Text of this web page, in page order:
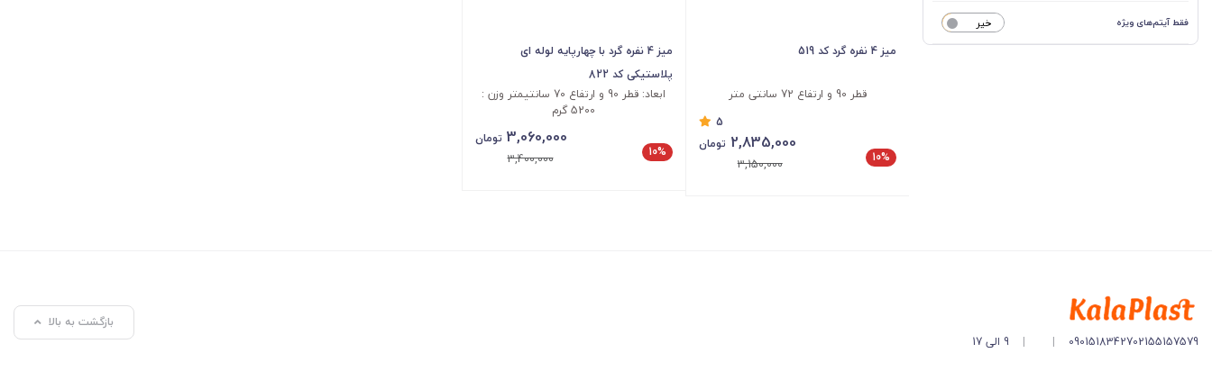
خیر فقط آیتم‌های ویژه
میز 4 نفره گرد کد 519
قطر 90 و ارتفاع 72 سانتی متر
5
10%
2,835,000 تومان
3,150,000
میز 4 نفره گرد با چهارپایه لوله ای
پلاستیکی کد 822
ابعاد: قطر 90 و ارتفاع 70 سانتیمتر وزن :
5200 گرم
10%
3,060,000 تومان
3,400,000
02155157579
09015183427
|
| 9 الی 17
بازگشت به بالا